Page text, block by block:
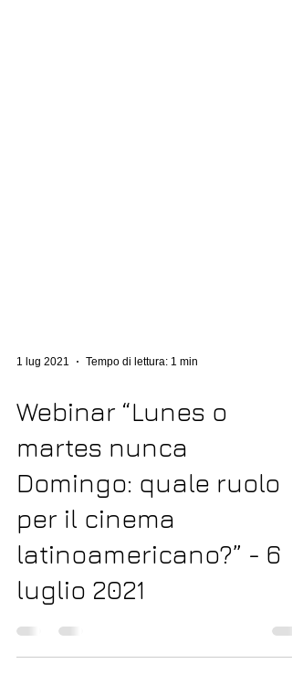
Webinar “Lunes o
martes nunca
Domingo: quale ruolo
per il cinema
latinoamericano?” - 6
luglio 2021